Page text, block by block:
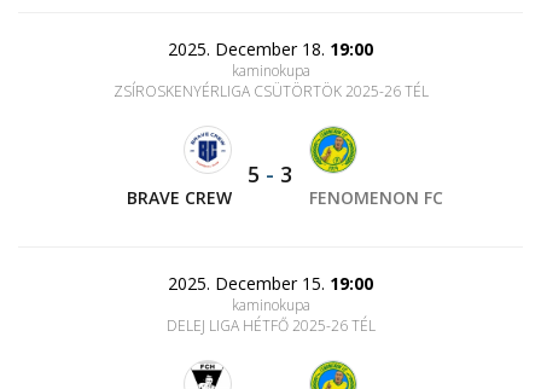
2025. December 18. 19:00
kaminokupa
ZSÍROSKENYÉRLIGA CSÜTÖRTÖK 2025-26 TÉL
BRAVE CREW
5 - 3
FENOMENON FC
2025. December 15. 19:00
kaminokupa
DELEJ LIGA HÉTFŐ 2025-26 TÉL